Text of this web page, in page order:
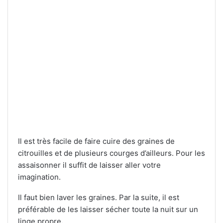
Il est très facile de faire cuire des graines de
citrouilles et de plusieurs courges d’ailleurs. Pour les
assaisonner il suffit de laisser aller votre
imagination.
Il faut bien laver les graines. Par la suite, il est
préférable de les laisser sécher toute la nuit sur un